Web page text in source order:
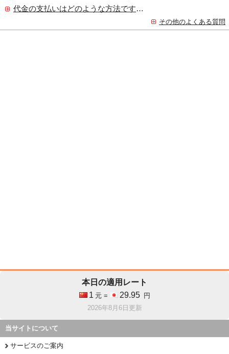
代金の支払いはどのような方法ですか？
その他のよくある質問
本日の適用レート
1 元 = 29.95
円
2026年8月6日更新
当サイトについて
サービスのご案内